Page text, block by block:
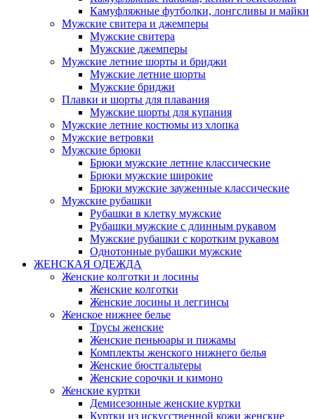
Камуфляжные футболки, лонгсливы и майки
Мужские свитера и джемперы
Мужские свитера
Мужские джемперы
Мужские летние шорты и бриджи
Мужские летние шорты
Мужские бриджи
Плавки и шорты для плавания
Мужские шорты для купания
Мужские летние костюмы из хлопка
Мужские ветровки
Мужские брюки
Брюки мужские летние классические
Брюки мужские широкие
Брюки мужские зауженные классические
Мужские рубашки
Рубашки в клетку мужские
Рубашки мужские с длинным рукавом
Мужские рубашки с коротким рукавом
Однотонные рубашки мужские
ЖЕНСКАЯ ОДЕЖДА
Женские колготки и лосины
Женские колготки
Женские лосины и леггинсы
Женское нижнее белье
Трусы женские
Женские пеньюары и пижамы
Комплекты женского нижнего белья
Женские бюстгальтеры
Женские сорочки и кимоно
Женские куртки
Демисезонные женские куртки
Куртки из искусственной кожи женские